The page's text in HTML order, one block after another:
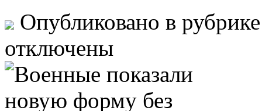
Опубликовано в
отключены